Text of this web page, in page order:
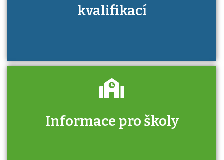
kvalifikací
Informace pro školy
Zjistěte, jak se přihlásit ke zkoušce a kde